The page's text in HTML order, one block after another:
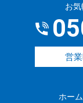
ホーム
お
営